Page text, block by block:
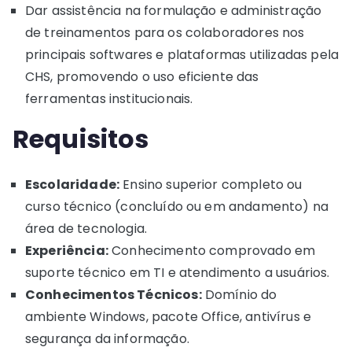
Dar assistência na formulação e administração
de treinamentos para os colaboradores nos
principais softwares e plataformas utilizadas pela
CHS, promovendo o uso eficiente das
ferramentas institucionais.
Requisitos
Escolaridade: Ensino superior completo ou
curso técnico (concluído ou em andamento) na
área de tecnologia.
Experiência:Conhecimento comprovado em
suporte técnico em TI e atendimento a usuários.
Conhecimentos Técnicos:Domínio do
ambiente Windows, pacote Office, antivírus e
segurança da informação.